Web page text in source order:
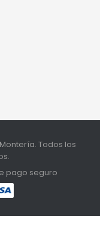
Todos los
pago seguro